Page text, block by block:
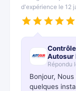
d'expérience le 12
Autosur
Répondu
Bonjour,
quelques